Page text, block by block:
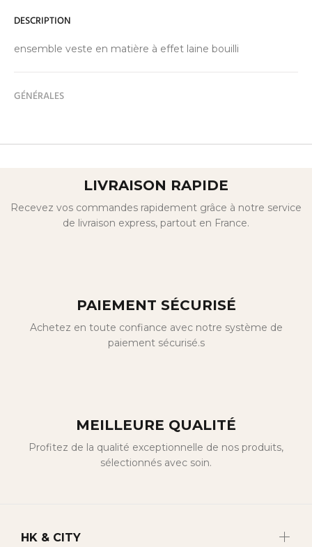
DESCRIPTION
ensemble veste en matière à effet laine bouilli
GÉNÉRALES
LIVRAISON RAPIDE
Recevez vos commandes rapidement grâce à notre service
de livraison express, partout en France.
PAIEMENT SÉCURISÉ
Achetez en toute confiance avec notre système de
paiement sécurisé.s
MEILLEURE QUALITÉ
Profitez de la qualité exceptionnelle de nos produits,
sélectionnés avec soin.
HK & CITY